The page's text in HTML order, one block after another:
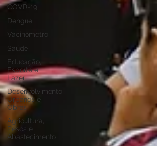
COVD-19
Dengue
Vacinômetro
Saúde
Educação,
Esporte e
Lazer
Desenvolvimento
Urbanos e
Obras
Agricultura,
Pesca e
Abastecimento